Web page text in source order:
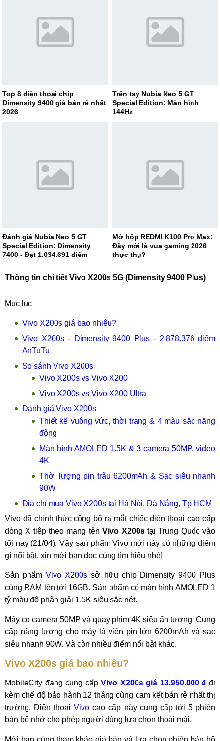
Top 8 điện thoại chip
Dimensity 9400 giá bán rẻ nhất
2026
Trên tay Nubia Neo 5 GT
Special Edition: Màn hình
144Hz
Đánh giá Nubia Neo 5 GT
Special Edition: Dimensity
7400 - Đạt 1.034.691 điểm
Mở hộp REDMI K100 Pro Max:
Đây mới là vua gaming 2026
thực thụ?
Thông tin chi tiết Vivo X200s 5G (Dimensity 9400 Plus)
Mục lục
Vivo X200s giá bao nhiêu?
Vivo X200s - Dimensity 9400 Plus - 2.878.376 điểm
AnTuTu
So sánh Vivo X200s
Vivo X200s vs Vivo X200
Vivo X200s vs Vivo X200 Ultra
Đánh giá Vivo X200s
Thiết kế vuông vức, thời trang & 4 màu sắc năng
động
Màn hình AMOLED 1.5K & 3 camera 50MP, video
4K
Thời lượng pin trâu 6200mAh & Sạc siêu nhanh
90W
Địa chỉ mua Vivo X200s tại Hà Nội, Đà Nẵng, Tp HCM
Vivo đã chính thức công bố ra mắt chiếc điện thoại cao cấp
dòng X tiêp theo mang tênVivo X200stại Trung Quốc vào
tối nay (21/04). Vậy sản phẩm Vivo mới này có những điểm
gì nổi bật, xin mời bạn đọc cùng tìm hiểu nhé!
Sản phẩmVivo X200s sở hữu chip Dimensity 9400 Plus
cùng RAM lên tới 16GB. Sản phẩm có màn hình AMOLED 1
tỷ màu độ phân giải 1.5K siêu sắc nét.
Máy có camera 50MP và quay phim 4K siêu ấn tượng. Cung
cấp năng lượng cho máy là viên pin lớn 6200mAh và sạc
siêu nhanh 90W. Và còn nhiều điểm nổi bật khác.
Vivo X200s giá bao nhiêu?
MobileCity đang cung cấpVivo X200s giá 13.950.000 ₫ đi
kèm chế độ bảo hành 12 tháng cùng cam kết bán rẻ nhất thị
trường. Điện thoạiVivo cao cấp này cung cấp tới 5 phiên
bản bộ nhớ cho phép người dùng lựa chọn thoải mái.
Mời bạn cùng tham khảo giá bán và lựa chọn phiên bản bộ